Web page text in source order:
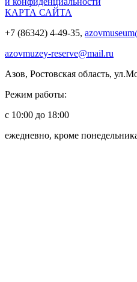
КАРТА САЙТА
+7 (86342) 4-49-35,
azovmuzey-reserve@mail.ru
Азов, Ростовская область,
Режим работы:
с 10:00 до 18:00
ежедневно, кроме